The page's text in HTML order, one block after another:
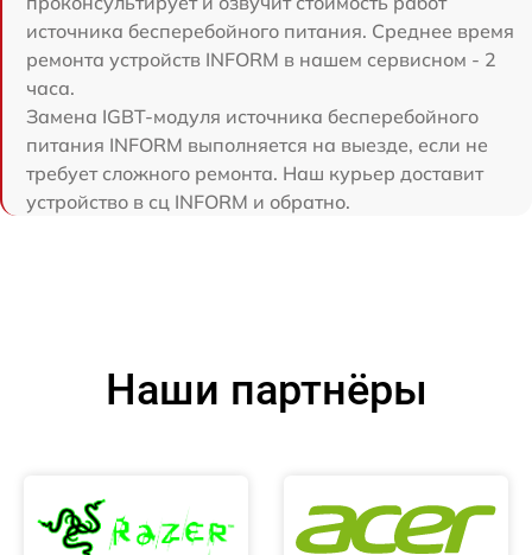
источника бесперебойного питания. Среднее время
ремонта устройств INFORM в нашем сервисном - 2
часа.
Замена IGBT-модуля источника бесперебойного
питания INFORM выполняется на выезде, если не
требует сложного ремонта. Наш курьер доставит
устройство в сц INFORM и обратно.
Наши партнёры